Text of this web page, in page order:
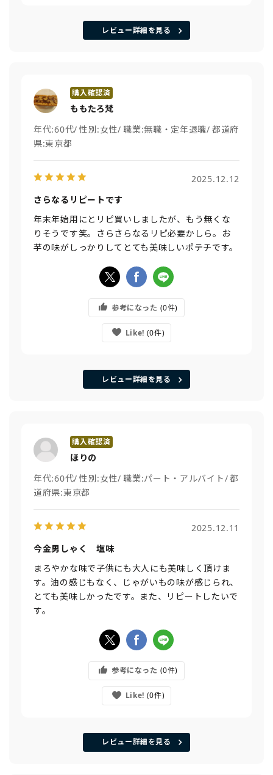
レビュー詳細を見る
ももたろ梵
年代:60代 性別:女性 職業:無職・定年退職 都道府
県:東京都
2025.12.12
さらなるリピートです
年末年始用にとリピ買いしましたが、もう無くな
りそうです笑。さらさらなるリピ必要かしら。お
芋の味がしっかりしてとても美味しいポテチです。
参考になった 0
Like! 0
レビュー詳細を見る
ほりの
年代:60代 性別:女性 職業:パート・アルバイト 都
道府県:東京都
2025.12.11
今金男しゃく 塩味
まろやかな味で子供にも大人にも美味しく頂けま
す。油の感じもなく、じゃがいもの味が感じられ、
とても美味しかったです。また、リピートしたいで
す。
参考になった 0
Like! 0
レビュー詳細を見る